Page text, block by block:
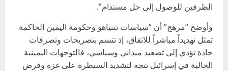
الطرفين للوصول إلى حل مستدام”.
وأوضح “مرهج” أن “سياسات نتنياهو وحكومة اليمين الحاكمة
تمثل تهديداً مباشراً للاتفاق، إذ تتسم بتصريحات وتصرفات
حادة تؤدي إلى تصعيد ميداني وسياسي، فالتوجهات اليمينية
الحالية في إسرائيل تتجه لتشديد السيطرة على غزة وفرض